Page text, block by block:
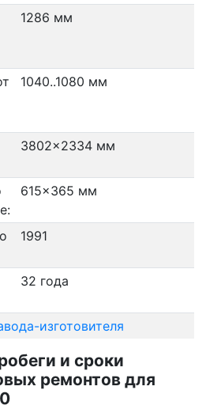
1286 мм
1040..1080 мм
3802x2334 мм
615x365 мм
1991
32 года
изготовителя
и сроки
ремонтов для